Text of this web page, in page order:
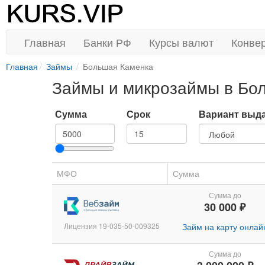
Главная Банки РФ Курсы валют
Главная Займы Большая Каменка
Займы и микрозаймы в
Сумма Срок Вариант
МФО Сумма
Лицензия 19-035-50-009325
Сумма до
30 000 ₽
Займ на карту
Сумма до